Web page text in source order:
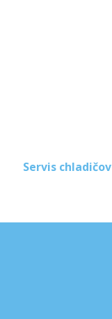
Servis chladičov